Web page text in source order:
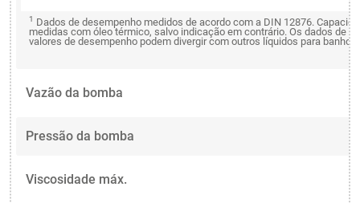
1 Dados de desempenho medidos de acordo com a DIN 12876.
medidas com óleo térmico, salvo indicação em contrário. Os dados de
valores de desempenho podem divergir com outros líquidos para banhos.
Vazão da bomba
Pressão da bomba
Viscosidade máx.